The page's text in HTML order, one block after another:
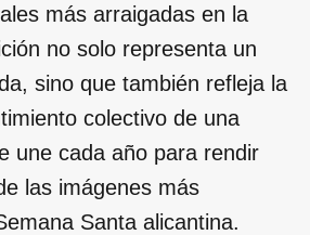
más arraigadas en la
no solo representa un
sino que también refleja la
colectivo de una
une cada año para rendir
las imágenes más
Santa alicantina.